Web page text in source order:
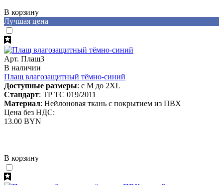
В корзину
Лучшая цена
Арт. Плащ3
В наличии
Плащ влагозащитный тёмно-синий
Доступные размеры: с M до 2XL
Стандарт: ТР ТС 019/2011
Материал: Нейлоновая ткань с покрытием из ПВХ
Цена без НДС:
13.00 BYN
В корзину